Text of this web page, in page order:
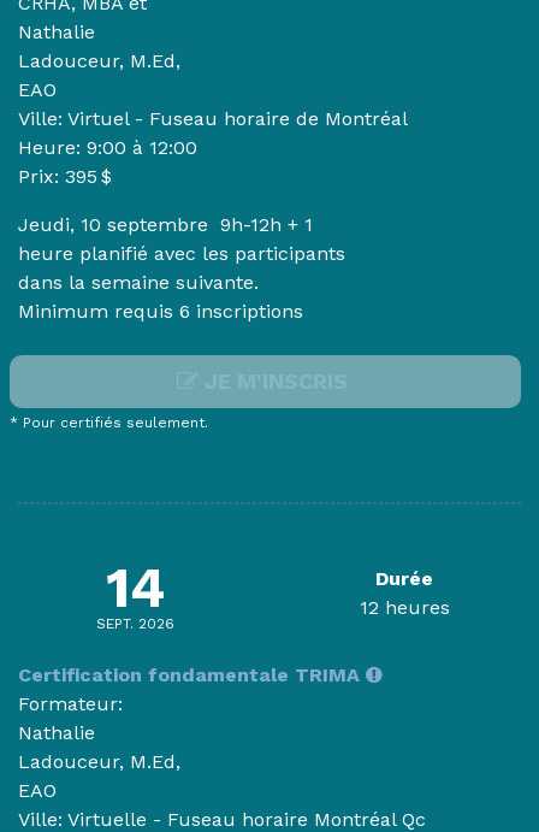
Nathalie
Ladouceur, M.Ed,
EAO
Ville: Virtuel - Fuseau horaire de Montréal
Heure: 9:00 à 12:00
Prix: 395 $
Jeudi, 10 septembre 9h-12h + 1
heure planifié avec les participants
dans la semaine suivante.
Minimum requis 6 inscriptions
* Pour certifiés seulement.
14
SEPT. 2026
Durée
12 heures
Certification fondamentale TRIMA
Formateur:
Nathalie
Ladouceur, M.Ed,
EAO
Ville: Virtuelle - Fuseau horaire Montréal Qc